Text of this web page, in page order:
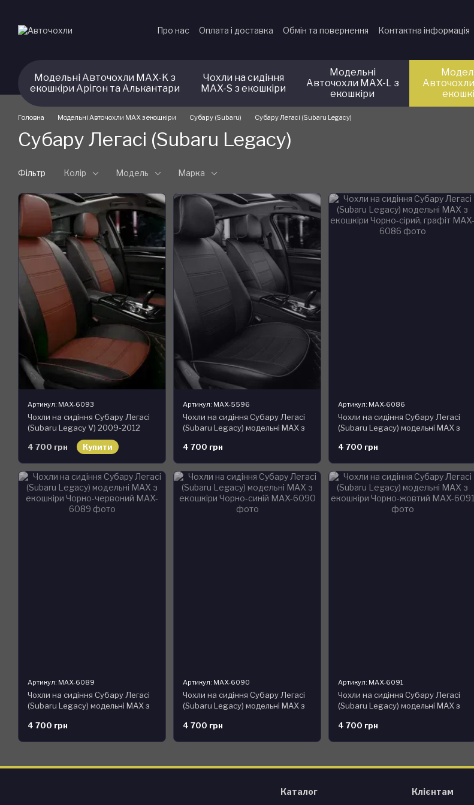
Про нас Оплата і доставка Обмін та повернення Контактна інформація
Модельні Авточохли MAX-K з
екошкіри Арігон та Алькантари
Чохли на сидіння
MAX-S з екошкіри
Модельні
Авточохли MAX-L з
екошкіри
Головна Модельні Авточохли MAX з екошкіри Субару (Subaru) Субару Легасі (Subaru Legacy)
Субару Легасі (Subaru Legacy)
Фільтр Колір Модель Марка
Артикул: MAX-6093
Чохли на сидіння Субару Легасі
(Subaru Legacy V) 2009-2012
модельні MAX з екошкіри Чорно-
коричневий
4 700 грн Купити
Артикул: MAX-5596
Чохли на сидіння Субару Легасі
(Subaru Legacy) модельні MAX з
4 700 грн
Артикул: MAX-6086
Чохли на сидіння Субару Легасі
(Subaru Legacy) модельні MAX з
4 700 грн
Артикул: MAX-6089
Чохли на сидіння Субару Легасі
(Subaru Legacy) модельні MAX з
4 700 грн
Артикул: MAX-6090
Чохли на сидіння Субару Легасі
(Subaru Legacy) модельні MAX з
4 700 грн
Артикул: MAX-6091
Чохли на сидіння Субару Легасі
(Subaru Legacy) модельні MAX з
4 700 грн
Каталог Клієнтам